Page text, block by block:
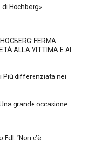
Höchberg»
FERMA
ALLA VITTIMA E AI
Più differenziata nei
grande occasione
“Non c’è